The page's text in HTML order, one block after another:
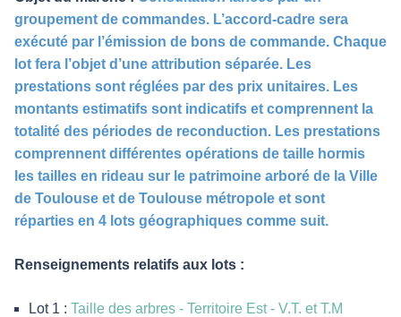
groupement de commandes. L’accord-cadre sera
exécuté par l’émission de bons de commande. Chaque
lot fera l’objet d’une attribution séparée. Les
prestations sont réglées par des prix unitaires. Les
montants estimatifs sont indicatifs et comprennent la
totalité des périodes de reconduction. Les prestations
comprennent différentes opérations de taille hormis
les tailles en rideau sur le patrimoine arboré de la Ville
de Toulouse et de Toulouse métropole et sont
réparties en 4 lots géographiques comme suit.
Renseignements relatifs aux lots :
Lot 1 : Taille des arbres - Territoire Est - V.T. et T.M